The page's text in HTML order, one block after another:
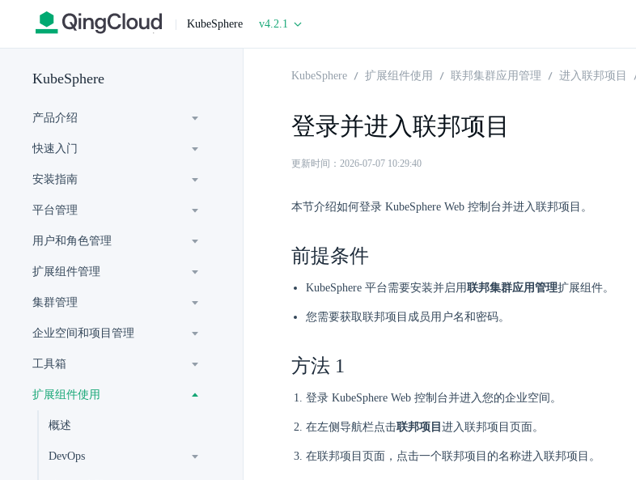
| KubeSphere v4.2.1
KubeSphere
产品介绍
快速入门
安装指南
平台管理
用户和角色管理
扩展组件管理
集群管理
企业空间和项目管理
工具箱
扩展组件使用
概述
DevOps
KubeSphere 扩展组件使用 联邦集群应用管理 进入联邦项目
登录并进入联邦项目
更新时间：2026-07-07 10:29:40
本节介绍如何登录 KubeSphere Web 控制台并进入联邦项目。
前提条件
KubeSphere 平台需要安装并启用联邦集群应用管理扩展组件。
您需要获取联邦项目成员用户名和密码。
方法 1
登录 KubeSphere Web 控制台并进入您的企业空间。
在左侧导航栏点击联邦项目 进入联邦项目页面。
在联邦项目页面，点击一个联邦项目的名称进入联邦项目。